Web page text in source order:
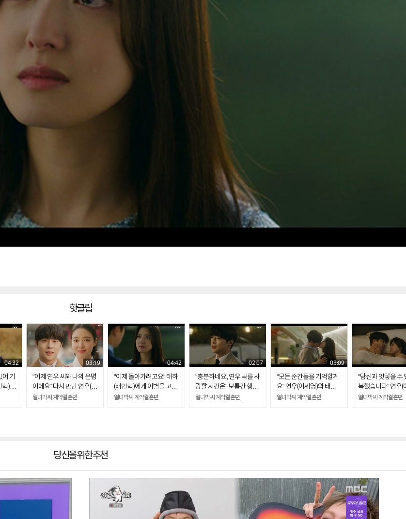
핫클립
04:32
기
혁)와
는
03:19
“이제 연우 씨와 나의 운명
이에요“ 다시 만난 연우(이
세영)와 태하(배인혁)
열녀박씨 계약결혼뎐
04:42
“이제 돌아가려고요“ 태하
(배인혁)에게 이별을 고한
연우(이세영)
열녀박씨 계약결혼뎐
02:07
“충분하네요, 연우 씨를 사
랑할 시간은“ 보름간 행복
하길 약속하는 두 사람
열녀박씨 계약결혼뎐
03:09
“모든 순간들을 기억할게
요“ 연우(이세영)와 태하
(배인혁)의 서로를 향한 진
심
열녀박씨 계약결혼뎐
“당신과 잇닿을 수
복했습니다“ 연우(
와 태하(배인혁)의
밤
열녀박씨 계약결혼뎐
당신을 위한 추천